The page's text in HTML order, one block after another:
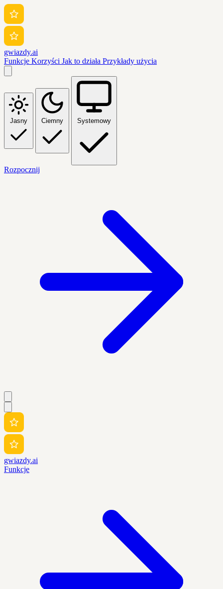
gwiazdy.ai
Funkcje Korzyści Jak to działa Przykłady użycia
Jasny Ciemny Systemowy
Rozpocznij
gwiazdy.ai
Funkcje